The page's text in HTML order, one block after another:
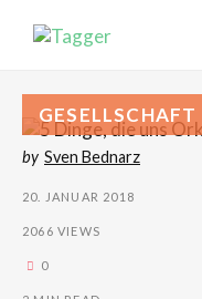
GESELLSCHAFT
by Sven Bednarz
20. JANUAR 2018
2066 VIEWS
0